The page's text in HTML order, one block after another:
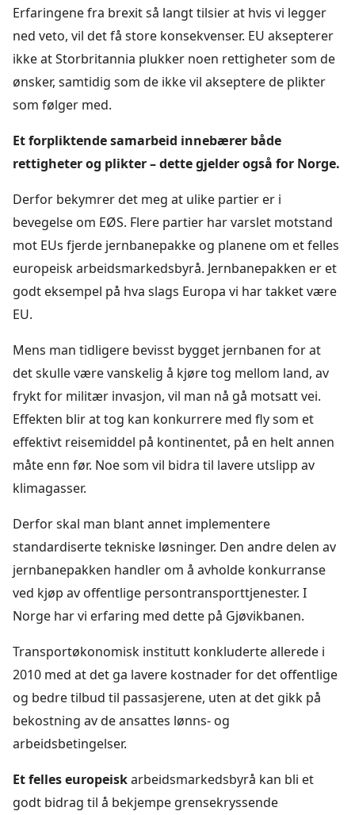
Erfaringene fra brexit så langt tilsier at hvis vi legger
ned veto, vil det få store konsekvenser. EU aksepterer
ikke at Storbritannia plukker noen rettigheter som de
ønsker, samtidig som de ikke vil akseptere de plikter
som følger med.
Et forpliktende samarbeid innebærer både
rettigheter og plikter – dette gjelder også for Norge.
Derfor bekymrer det meg at ulike partier er i
bevegelse om EØS. Flere partier har varslet motstand
mot EUs fjerde jernbanepakke og planene om et felles
europeisk arbeidsmarkedsbyrå. Jernbanepakken er et
godt eksempel på hva slags Europa vi har takket være
EU.
Mens man tidligere bevisst bygget jernbanen for at
det skulle være vanskelig å kjøre tog mellom land, av
frykt for militær invasjon, vil man nå gå motsatt vei.
Effekten blir at tog kan konkurrere med fly som et
effektivt reisemiddel på kontinentet, på en helt annen
måte enn før. Noe som vil bidra til lavere utslipp av
klimagasser.
Derfor skal man blant annet implementere
standardiserte tekniske løsninger. Den andre delen av
jernbanepakken handler om å avholde konkurranse
ved kjøp av offentlige persontransporttjenester. I
Norge har vi erfaring med dette på Gjøvikbanen.
Transportøkonomisk institutt konkluderte allerede i
2010 med at det ga lavere kostnader for det offentlige
og bedre tilbud til passasjerene, uten at det gikk på
bekostning av de ansattes lønns- og
arbeidsbetingelser.
Et felles europeiskarbeidsmarkedsbyrå kan bli et
godt bidrag til å bekjempe grensekryssende